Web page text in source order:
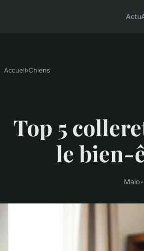
Actu
Accueil›Chiens
Top 5
le bien-
Malo•